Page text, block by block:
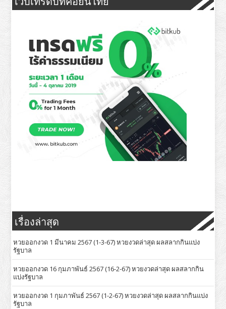
เรื่องล่าสุด
หวยออกงวด 1 มีนาคม 2567 (1-3-67) หวยงวดล่าสุด ผลสลากกินแบ่ง
รัฐบาล
หวยออกงวด 16 กุมภาพันธ์ 2567 (16-2-67) หวยงวดล่าสุด ผลสลากกิน
แบ่งรัฐบาล
หวยออกงวด 1 กุมภาพันธ์ 2567 (1-2-67) หวยงวดล่าสุด ผลสลากกินแบ่ง
รัฐบาล